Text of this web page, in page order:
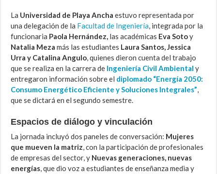
La Universidad de Playa Ancha estuvo representada por
una delegación de la Facultad de Ingeniería, integrada por la
funcionaria Paola Hernández, las académicas Eva Sotoy
Natalia Mezamás las estudiantes Laura Santos, Jessica
Urra y Catalina Angulo, quienes dieron cuenta del trabajo
que se realiza en la carrera de Ingeniería Civil Ambiental y
entregaron información sobre el diplomado “Energía 2050:
Consumo Energético Eficiente y Soluciones Integrales”,
que se dictará en el segundo semestre.
Espacios de diálogo y vinculación
La jornada incluyó dos paneles de conversación: Mujeres
que mueven la matriz, con la participación de profesionales
de empresas del sector, y Nuevas generaciones, nuevas
energías, que dio voz a estudiantes de enseñanza media y